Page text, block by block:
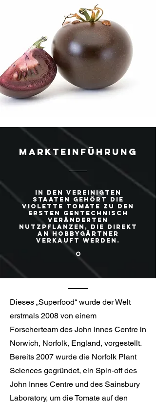
Markteinführung
In den Vereinigten
Staaten gehört die
violette Tomate zu den
ersten gentechnisch
veränderten
Nutzpflanzen, die direkt
an Hobbygärtner
verkauft werden.
Dieses „Superfood“ wurde der Welt
erstmals 2008 von einem
Forscherteam des John Innes Centre in
Norwich, Norfolk, England, vorgestellt.
Bereits 2007 wurde die Norfolk Plant
Sciences gegründet, ein Spin-off des
John Innes Centre und des Sainsbury
Laboratory, um die Tomate auf den